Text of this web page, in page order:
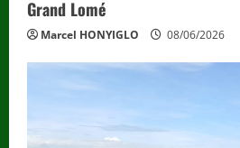
Grand Lomé
Marcel HONYIGLO 08/06/2026